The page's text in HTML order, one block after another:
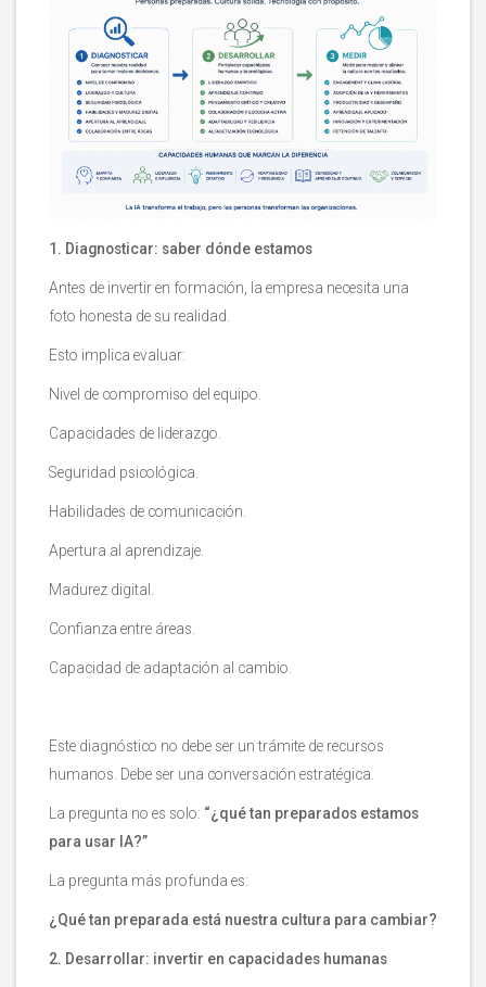
1. Diagnosticar: saber dónde estamos
Antes de invertir en formación, la empresa necesita una
foto honesta de su realidad.
Esto implica evaluar:
Nivel de compromiso del equipo.
Capacidades de liderazgo.
Seguridad psicológica.
Habilidades de comunicación.
Apertura al aprendizaje.
Madurez digital.
Confianza entre áreas.
Capacidad de adaptación al cambio.
Este diagnóstico no debe ser un trámite de recursos
humanos. Debe ser una conversación estratégica.
La pregunta no es solo: “¿qué tan preparados estamos
para usar IA?”
La pregunta más profunda es:
¿Qué tan preparada está nuestra cultura para cambiar?
2. Desarrollar: invertir en capacidades humanas